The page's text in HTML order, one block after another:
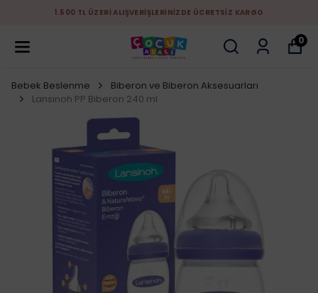
1.500 TL ÜZERİ ALIŞVERİŞLERİNİZDE ÜCRETSİZ KARGO
0
Bebek Beslenme
Biberon ve Biberon Aksesuarları
Lansinoh PP Biberon 240 ml